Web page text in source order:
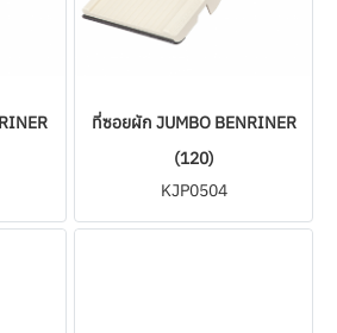
ที่ซอยผัก JUMBO BENRINER
(120)
KJP0504